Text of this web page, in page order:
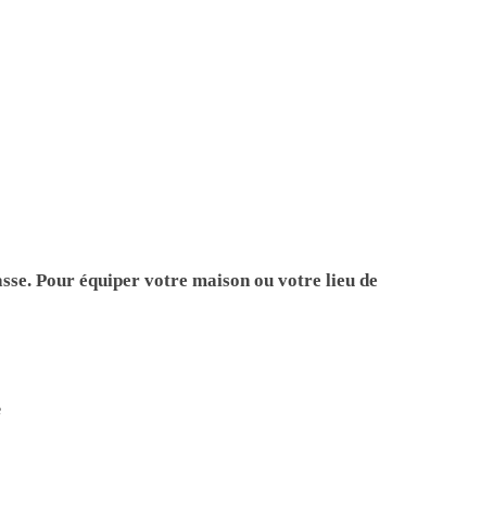
Pour équiper votre maison ou votre lieu de